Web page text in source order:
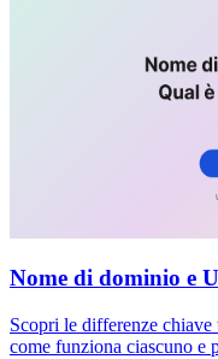
Nome di dominio e
Scopri le differenze
come funziona ciascuno e